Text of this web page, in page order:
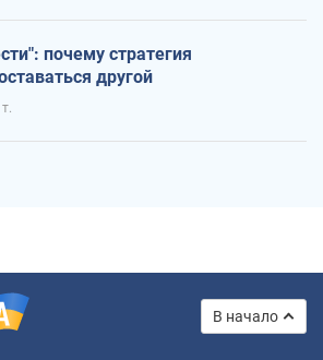
почему стратегия
другой
В начало